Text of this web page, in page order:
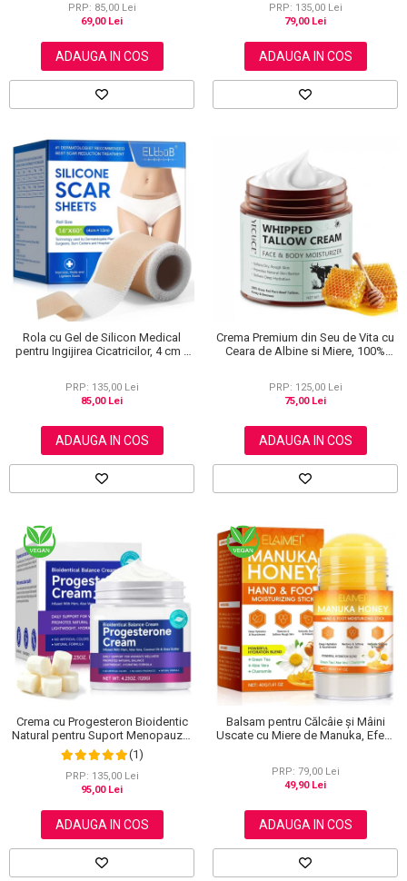
PRP: 85,00 Lei
69,00 Lei
ADAUGA IN COS
PRP: 135,00 Lei
79,00 Lei
ADAUGA IN COS
Rola cu Gel de Silicon Medical
pentru Ingijirea Cicatricilor, 4 cm x
PRP: 135,00 Lei
85,00 Lei
ADAUGA IN COS
Crema Premium din Seu de Vita cu
Ceara de Albine si Miere, 100%
PRP: 125,00 Lei
75,00 Lei
ADAUGA IN COS
Crema cu Progesteron Bioidentic
Natural pentru Suport Menopauza,
Menstruatie si Echilibru Hormonal,
120 g
(1)
PRP: 135,00 Lei
95,00 Lei
ADAUGA IN COS
Balsam pentru Călcâie și Mâini
Uscate cu Miere de Manuka, Efect
PRP: 79,00 Lei
49,90 Lei
ADAUGA IN COS